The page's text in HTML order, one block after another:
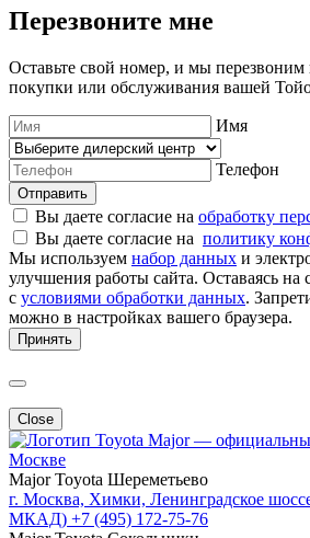
Перезвоните мне
Оставьте свой номер, и мы
покупки или обслуживания вашей
Имя
Телефон
Отправить
Вы даете согласие на обработку
Вы даете согласие на политику
Мы используем набор данных и
улучшения работы сайта. Оставаясь на
с условиями обработки данных.
можно в настройках вашего браузера.
Принять
Close
Major —
Москве
Major Toyota Шереметьево
г. Москва, Химки, Ленинградское
МКАД) +7 (495) 172-75-76